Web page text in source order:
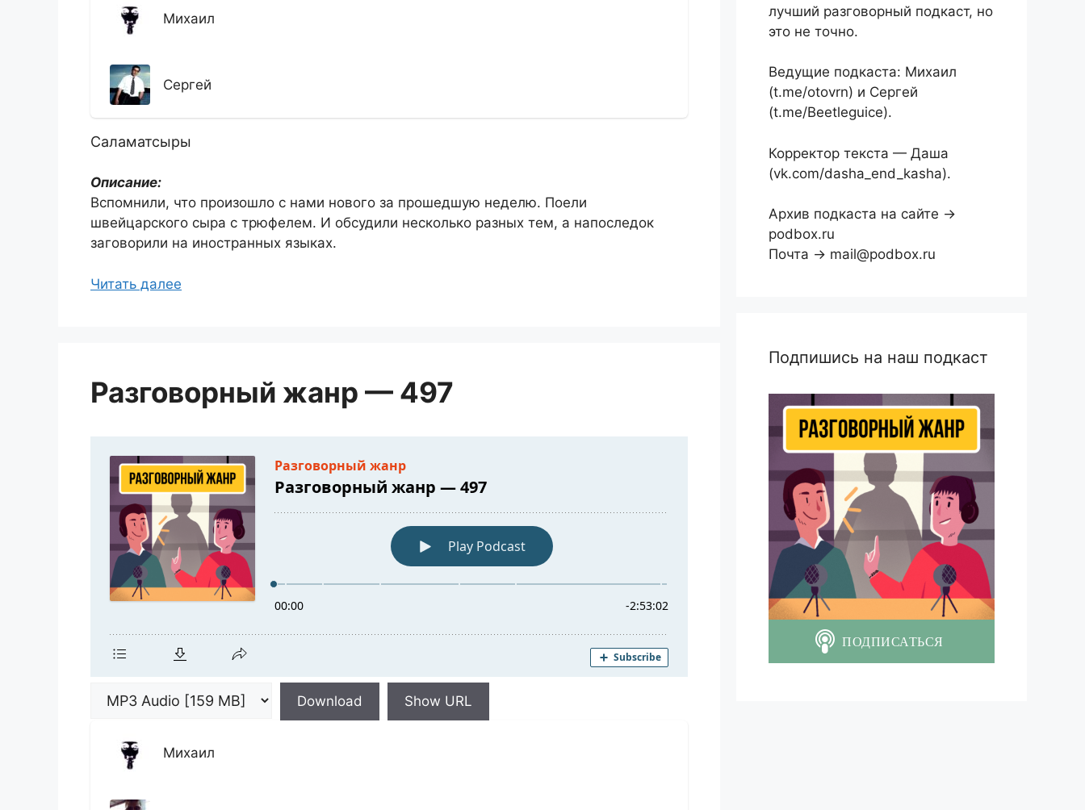
Михаил
Сергей
Саламатсыры
Описание:
Вспомнили, что произошло с нами нового за прошедшую неделю. Поели
швейцарского сыра с трюфелем. И обсудили несколько разных тем, а напоследок
заговорили на иностранных языках.
Читать далее
Разговорный жанр — 497
Download Show URL
Михаил
лучший разговорный подкаст, но
это не точно.
Ведущие подкаста: Михаил
(t.me/otovrn) и Сергей
(t.me/Beetleguice).
Корректор текста — Даша
(vk.com/dasha_end_kasha).
Архив подкаста на сайте →
podbox.ru
Почта → mail@podbox.ru
Подпишись на наш подкаст